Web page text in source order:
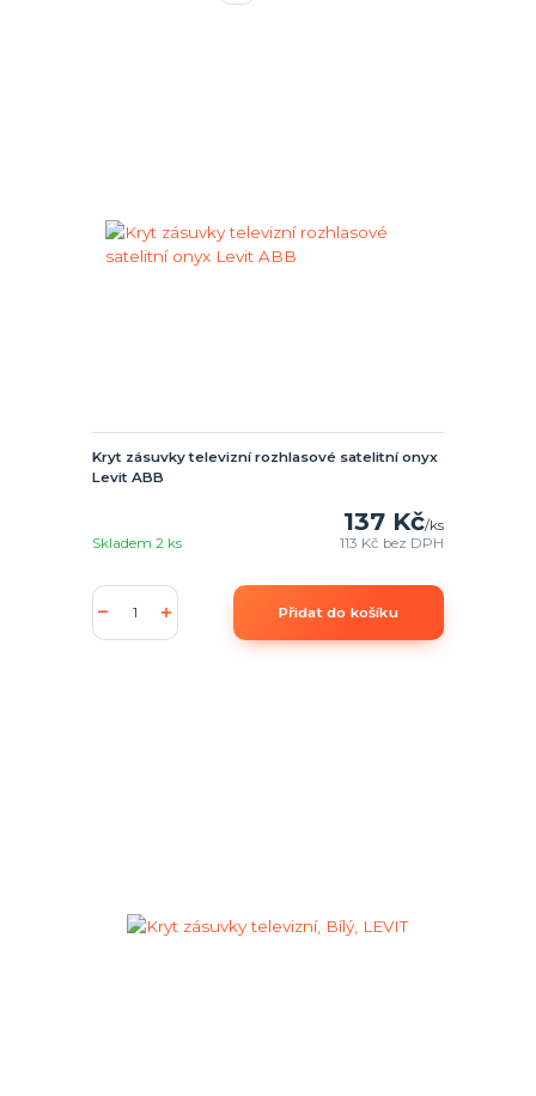
Kryt zásuvky televizní rozhlasové satelitní onyx
Levit ABB
137 Kč/ks
113 Kč bez DPH
Skladem 2 ks
Přidat do košíku